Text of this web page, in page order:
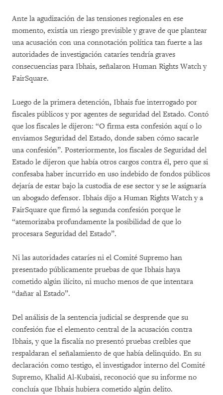
Ante la agudización de las tensiones regionales en ese
momento, existía un riesgo previsible y grave de que plantear
una acusación con una connotación política tan fuerte a las
autoridades de investigación cataríes tendría graves
consecuencias para Ibhais, señalaron Human Rights Watch y
FairSquare.
Luego de la primera detención, Ibhais fue interrogado por
fiscales públicos y por agentes de seguridad del Estado. Contó
que los fiscales le dijeron: “O firma esta confesión aquí o lo
enviamos Seguridad del Estado, donde saben cómo sacarle
una confesión”. Posteriormente, los fiscales de Seguridad del
Estado le dijeron que había otros cargos contra él, pero que si
confesaba haber incurrido en uso indebido de fondos públicos
dejaría de estar bajo la custodia de ese sector y se le asignaría
un abogado defensor. Ibhais dijo a Human Rights Watch y a
FairSquare que firmó la segunda confesión porque le
“atemorizaba profundamente la posibilidad de que lo
procesara Seguridad del Estado”.
Ni las autoridades cataríes ni el Comité Supremo han
presentado públicamente pruebas de que Ibhais haya
cometido algún ilícito, ni mucho menos de que intentara
“dañar al Estado”.
Del análisis de la sentencia judicial se desprende que su
confesión fue el elemento central de la acusación contra
Ibhais, y que la fiscalía no presentó pruebas creíbles que
respaldaran el señalamiento de que había delinquido. En su
declaración como testigo, el investigador interno del Comité
Supremo, Khalid Al-Kubaisi, reconoció que su informe no
concluía que Ibhais hubiera cometido algún delito.